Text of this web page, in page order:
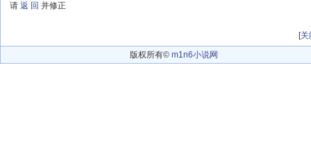
请 返 回 并修正
[关
版权所有© m1n6小说网